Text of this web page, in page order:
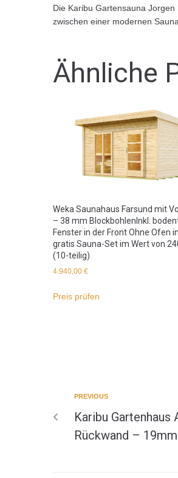
Die Karibu Gartensauna
zwischen einer modernen
Ähnliche
Weka Saunahaus Farsund mit
– 38 mm BlockbohlenInkl.
Fenster in der Front Ohne Ofen
gratis Sauna-Set im Wert von
(10-teilig)
4.940,00 €
Preis prüfen
PREVIOUS
Karibu Gartenhaus
Rückwand –